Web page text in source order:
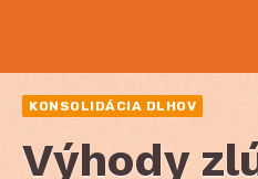
KONSOLIDÁCIA DLHOV
Výhody